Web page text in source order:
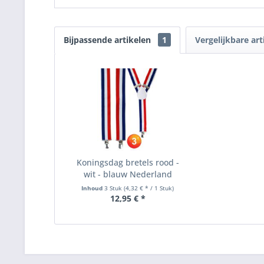
Bijpassende artikelen 1 Vergelijkbare
Koningsdag bretels rood -
wit - blauw Nederland
Inhoud3 Stuk(4,32 € * / 1 Stuk)
12,95 € *